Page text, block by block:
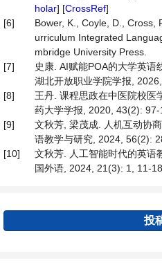
holar] [CrossRef]
[6]
Bower, K., Coyle, D., Cross,
urriculum Integrated
mbridge University Press.
[7]
史康. AI赋能POA的大学英语
湖北开放职业学院学报,
[8]
王丹. 课程思政在中医院校医
药大学学报, 2020, 43(2): 97-
[9]
文秋芳, 梁茂成. 人机互动协
语教学与研究, 2024, 56(2):
[10]
文秋芳. 人工智能时代的英语
国外语, 2024, 21(3): 1, 11-18.
投